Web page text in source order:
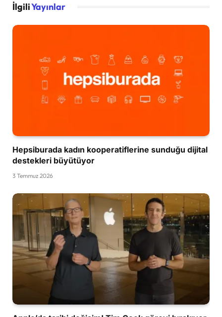
İlgiliYayınlar
Hepsiburada kadın kooperatiflerine sunduğu dijital
destekleri büyütüyor
3 Temmuz 2026